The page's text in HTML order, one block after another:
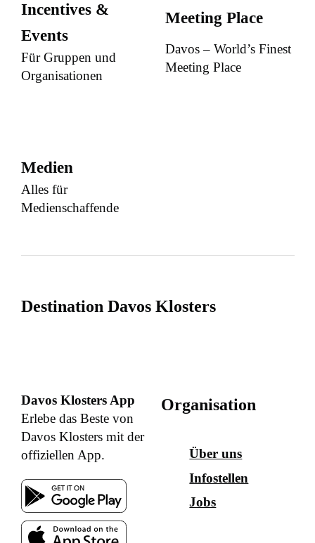
Incentives &
Events
Für Gruppen und
Organisationen
Meeting Place
Davos – World’s Finest
Meeting Place
Medien
Alles für
Medienschaffende
Destination Davos Klosters
Davos Klosters App
Erlebe das Beste von
Davos Klosters mit der
offiziellen App.
Organisation
Über uns
Infostellen
Jobs